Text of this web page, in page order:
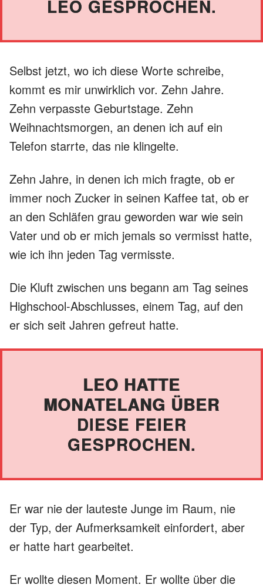
LEO GESPROCHEN.
Selbst jetzt, wo ich diese Worte schreibe,
kommt es mir unwirklich vor. Zehn Jahre.
Zehn verpasste Geburtstage. Zehn
Weihnachtsmorgen, an denen ich auf ein
Telefon starrte, das nie klingelte.
Zehn Jahre, in denen ich mich fragte, ob er
immer noch Zucker in seinen Kaffee tat, ob er
an den Schläfen grau geworden war wie sein
Vater und ob er mich jemals so vermisst hatte,
wie ich ihn jeden Tag vermisste.
Die Kluft zwischen uns begann am Tag seines
Highschool-Abschlusses, einem Tag, auf den
er sich seit Jahren gefreut hatte.
LEO HATTE
MONATELANG ÜBER
DIESE FEIER
GESPROCHEN.
Er war nie der lauteste Junge im Raum, nie
der Typ, der Aufmerksamkeit einfordert, aber
er hatte hart gearbeitet.
Er wollte diesen Moment. Er wollte über die